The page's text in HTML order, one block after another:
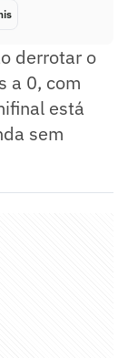
derrotar o
a 0, com
está
sem